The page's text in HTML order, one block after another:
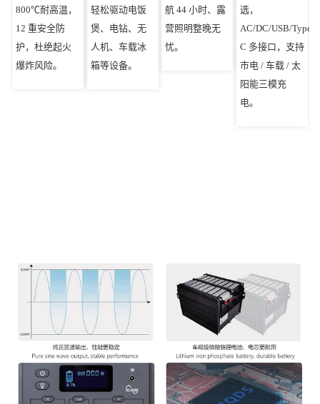
800℃耐高温，
12 重安全防
护，杜绝起火
爆炸风险。
轻松驱动电饭
煲、电钻、无
人机、车载冰
箱等设备。
航 44 小时、露
营照明整晚无
忧。
选，
AC/DC/USB/Type-
C 多接口，支持
市电 / 车载 / 太
阳能三模充
电。